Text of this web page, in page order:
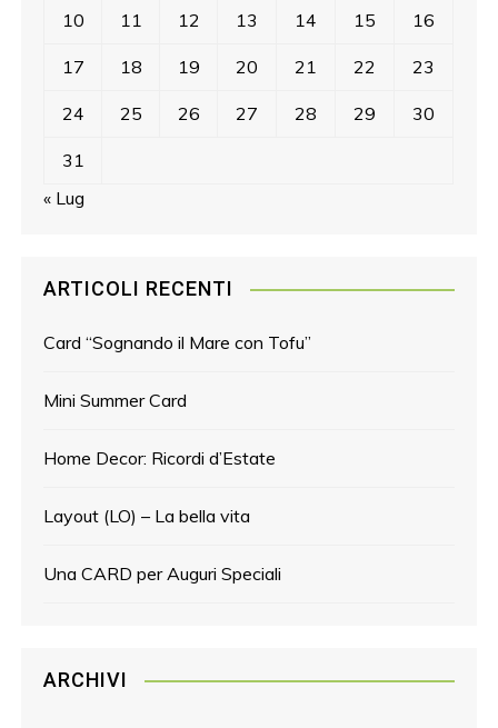
10 11 12 13 14 15 16
17 18 19 20 21 22 23
24 25 26 27 28 29 30
31
« Lug
ARTICOLI RECENTI
Card “Sognando il Mare con Tofu”
Mini Summer Card
Home Decor: Ricordi d’Estate
Layout (LO) – La bella vita
Una CARD per Auguri Speciali
ARCHIVI